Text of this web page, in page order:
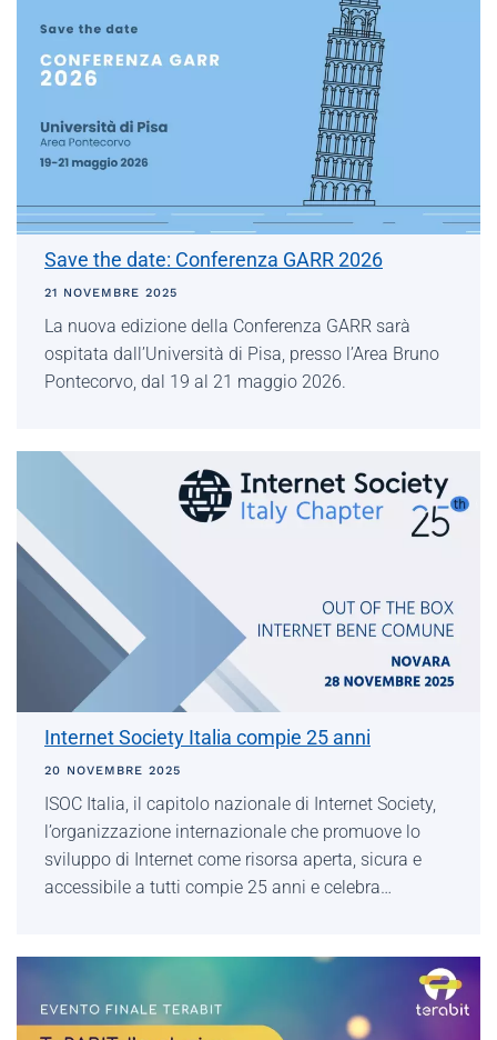
Save the date: Conferenza GARR 2026
21 NOVEMBRE 2025
La nuova edizione della Conferenza GARR sarà
ospitata dall’Università di Pisa, presso l’Area Bruno
Pontecorvo, dal 19 al 21 maggio 2026.
Internet Society Italia compie 25 anni
20 NOVEMBRE 2025
ISOC Italia, il capitolo nazionale di Internet Society,
l’organizzazione internazionale che promuove lo
sviluppo di Internet come risorsa aperta, sicura e
accessibile a tutti compie 25 anni e celebra…